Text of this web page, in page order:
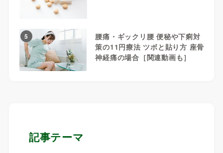
5
腰痛・ギックリ腰 便秘や下痢対
策の11円療法 ツボと貼り方 座骨
神経痛の場合［関連動画も］
記事テーマ